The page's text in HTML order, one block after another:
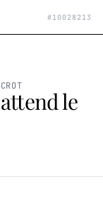
# 10028213
le